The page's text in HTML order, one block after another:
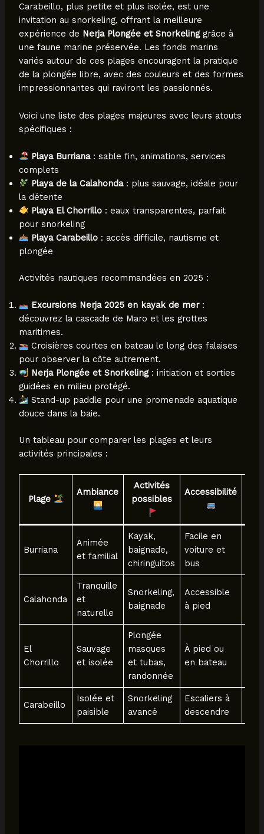
Carabeillo, plus petite et plus isolée, est une
invitation au snorkeling, offrant la meilleure
expérience de Nerja Plongée et Snorkelinggrâce à
une faune marine préservée. Les fonds marins
variés autour de ces plages encouragent la pratique
de la plongée libre, avec des couleurs et des formes
impressionnantes qui raviront les passionnés.
Voici une liste des plages majeures avec leurs atouts
spécifiques :
Playa Burriana: sable fin, animations, services
complets
Playa de la Calahonda: plus sauvage, idéale pour
la détente
Playa El Chorrillo : eaux transparentes, parfait
pour snorkeling
Playa Carabeillo : accès difficile, nautisme et
plongée
Activités nautiques recommandées en 2025 :
Excursions Nerja 2025 en kayak de mer:
découvrez la cascade de Maro et les grottes
maritimes.
Croisières courtes en bateau le long des falaises
pour observer la côte autrement.
Nerja Plongée et Snorkeling: initiation et sorties
guidées en milieu protégé.
Stand-up paddle pour une promenade aquatique
douce dans la baie.
Un tableau pour comparer les plages et leurs
activités principales :
Plage
Ambiance
Activités
possibles
Accessibilité
Burriana
Animée
et familial
Kayak,
baignade,
chiringuitos
Facile en
voiture et
bus
Calahonda
Tranquille
et
naturelle
Snorkeling,
baignade
Accessible
à pied
El
Chorrillo
Sauvage
et isolée
Plongée
masques
et tubas,
randonnée
À pied ou
en bateau
Carabeillo
Isolée et
paisible
Snorkeling
avancé
Escaliers à
descendre